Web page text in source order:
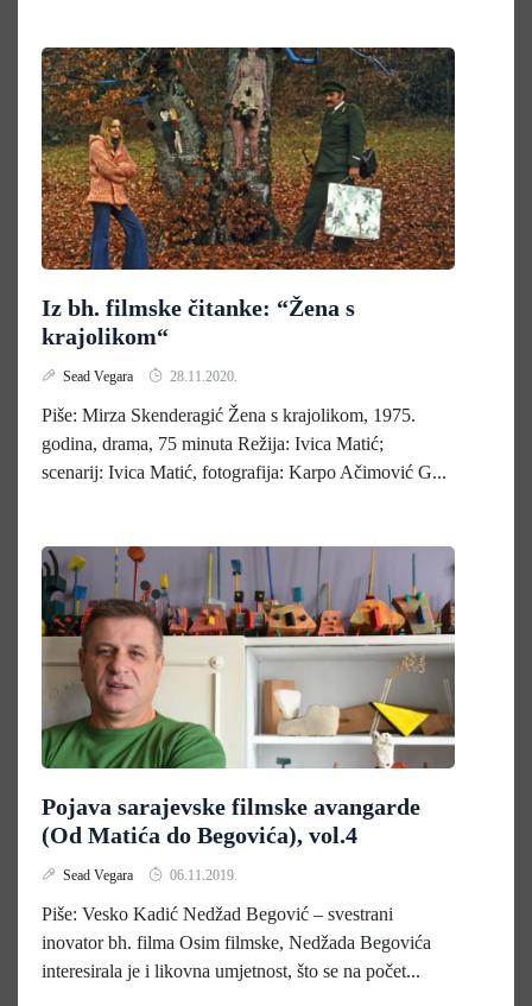
Iz bh. filmske čitanke: “Žena s
krajolikom“
Sead Vegara 28.11.2020.
Piše: Mirza Skenderagić Žena s krajolikom, 1975.
godina, drama, 75 minuta Režija: Ivica Matić;
scenarij: Ivica Matić, fotografija: Karpo Ačimović G...
Pojava sarajevske filmske avangarde
(Od Matića do Begovića), vol.4
Sead Vegara 06.11.2019.
Piše: Vesko Kadić Nedžad Begović – svestrani
inovator bh. filma Osim filmske, Nedžada Begovića
interesirala je i likovna umjetnost, što se na počet...